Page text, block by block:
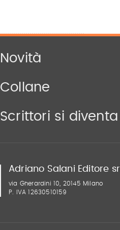
Novità
Collane
Scrittori si diventa
Adriano Salani Editore srl
via Gherardini 10, 20145 Milano
P. IVA 12630510159